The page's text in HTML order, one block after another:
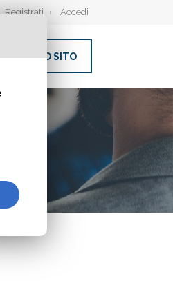
Registrati Accedi
IL TUO SITO